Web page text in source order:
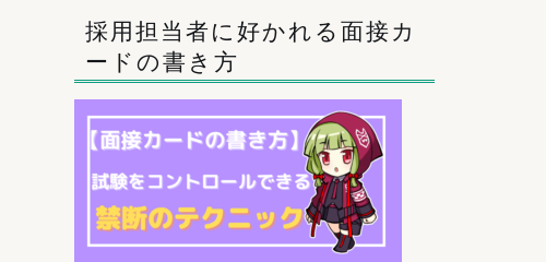
採用担当者に好かれる面接カ
ードの書き方